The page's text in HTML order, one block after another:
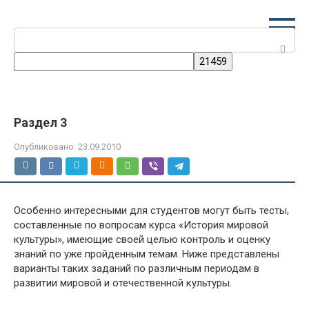
Раздел 3
Опубликовано: 23.09.2010
Особенно интересными для студентов могут быть тесты,
составленные по вопросам курса «История мировой
культуры», имеющие своей целью контроль и оценку
знаний по уже пройденным темам. Ниже представлены
варианты таких заданий по различным периодам в
развитии мировой и отечественной культуры.